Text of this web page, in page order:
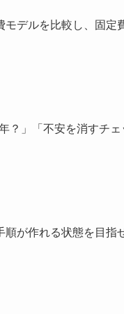
デルを比較し、固定
？」「不安を消すチ
が作れる状態を目指